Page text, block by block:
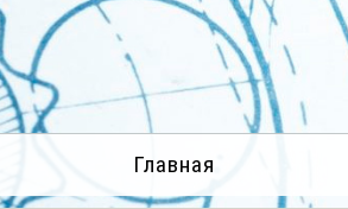
Главная